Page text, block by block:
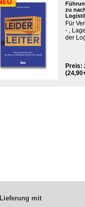
zu
Für
- ,
der
Preis:
Lieferung mit